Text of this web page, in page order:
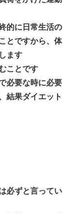
的に日常生活の
とですから、体
ます
ことです
必要な時に必要
結果ダイエット
必ずと言ってい